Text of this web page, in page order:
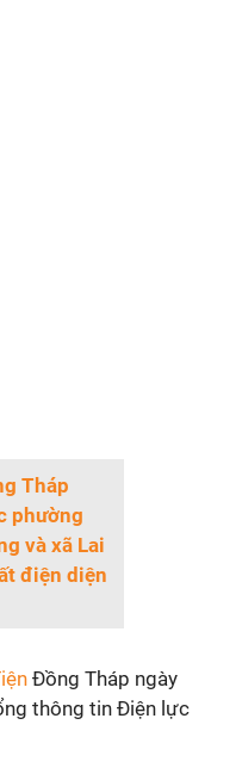
Tháp
phường
và xã Lai
điện diện
Đồng Tháp ngày
thông tin Điện lực